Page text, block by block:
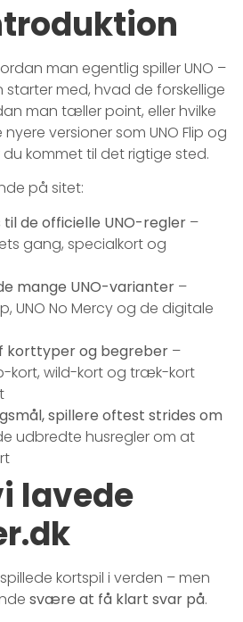
man egentlig spiller UNO –
med, hvad de forskellige
man tæller point, eller hvilke
versioner som UNO Flip og
du kommet til det rigtige sted.
på sitet:
til de officielle UNO-regler –
gang, specialkort og
mange UNO-varianter –
UNO No Mercy og de digitale
korttyper og begreber –
kort, wild-kort og træk-kort
spillere oftest strides om
udbredte husregler om at
lavede
kortspil i verden – men
svære at få klart svar på.